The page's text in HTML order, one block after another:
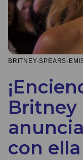
BRITNEY-SPEARS-
Britney
con